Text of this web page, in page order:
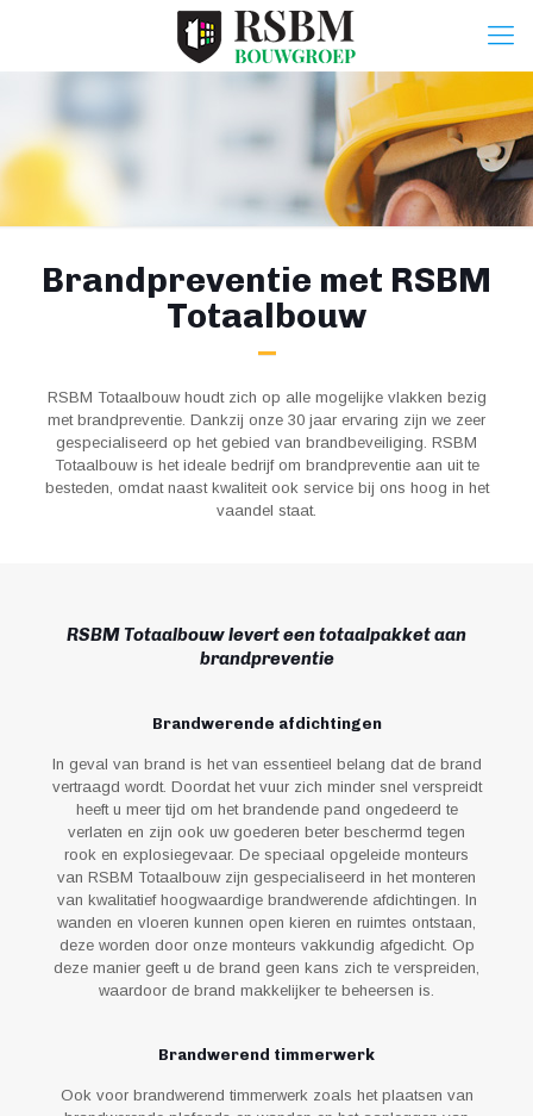
Brandpreventie met RSBM
Totaalbouw
RSBM Totaalbouw houdt zich op alle mogelijke vlakken bezig
met brandpreventie. Dankzij onze 30 jaar ervaring zijn we zeer
gespecialiseerd op het gebied van brandbeveiliging. RSBM
Totaalbouw is het ideale bedrijf om brandpreventie aan uit te
besteden, omdat naast kwaliteit ook service bij ons hoog in het
vaandel staat.
RSBM Totaalbouw levert een totaalpakket aan
brandpreventie
Brandwerende afdichtingen
In geval van brand is het van essentieel belang dat de brand
vertraagd wordt. Doordat het vuur zich minder snel verspreidt
heeft u meer tijd om het brandende pand ongedeerd te
verlaten en zijn ook uw goederen beter beschermd tegen
rook en explosiegevaar. De speciaal opgeleide monteurs
van RSBM Totaalbouw zijn gespecialiseerd in het monteren
van kwalitatief hoogwaardige brandwerende afdichtingen. In
wanden en vloeren kunnen open kieren en ruimtes ontstaan,
deze worden door onze monteurs vakkundig afgedicht. Op
deze manier geeft u de brand geen kans zich te verspreiden,
waardoor de brand makkelijker te beheersen is.
Brandwerend timmerwerk
Ook voor brandwerend timmerwerk zoals het plaatsen van